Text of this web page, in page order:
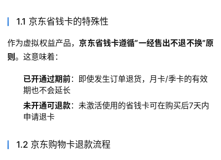
1.1 京东省钱卡的特殊性
作为虚拟权益产品， 京东省钱卡遵循”一经售出不退不换”原
则。这意味着：
已开通过期前：即使发生订单退货，月卡/季卡的有效
期也不会延长
未开通可退款：未激活使用的省钱卡可在购买后7天内
申请退卡
1.2 京东购物卡退款流程